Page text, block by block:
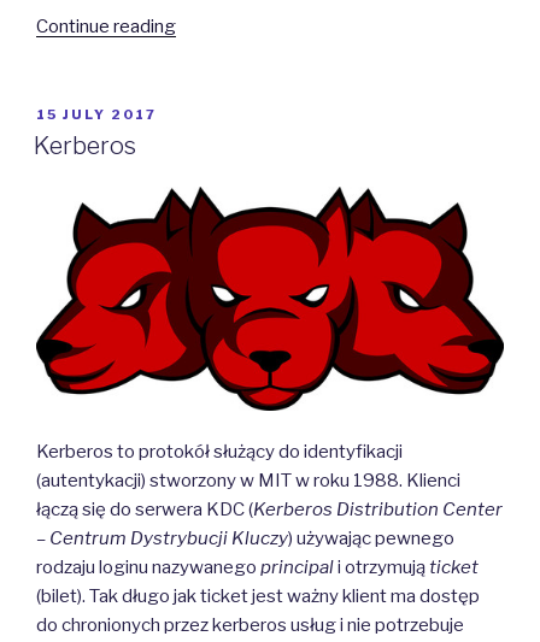
Continue reading“Network
POSTED
ON
15 JULY 2017
Kerberos
Kerberos to protokół służący do identyfikacji
(autentykacji) stworzony w MIT w roku 1988. Klienci
łączą się do serwera KDC (Kerberos Distribution Center
– Centrum Dystrybucji Kluczy) używając pewnego
rodzaju loginu nazywanego principali otrzymująticket
(bilet). Tak długo jak ticket jest ważny klient ma dostęp
do chronionych przez kerberos usług i nie potrzebuje